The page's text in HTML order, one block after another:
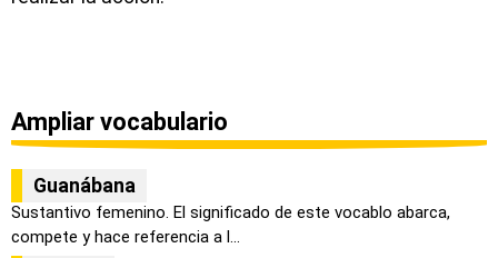
Ampliar vocabulario
Guanábana
Sustantivo femenino. El significado de este vocablo abarca,
compete y hace referencia a l...